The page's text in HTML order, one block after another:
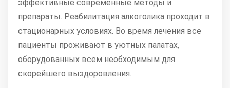
эффективные современные методы и
препараты. Реабилитация алкоголика проходит в
стационарных условиях. Во время лечения все
пациенты проживают в уютных палатах,
оборудованных всем необходимым для
скорейшего выздоровления.